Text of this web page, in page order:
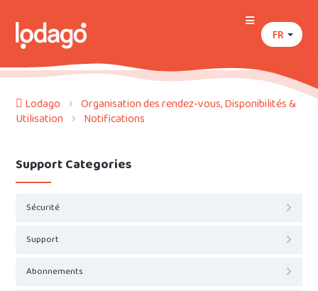
FR
Lodago Organisation des rendez-vous, Disponibilités &
Utilisation Notifications
Support Categories
Sécurité
Support
Abonnements